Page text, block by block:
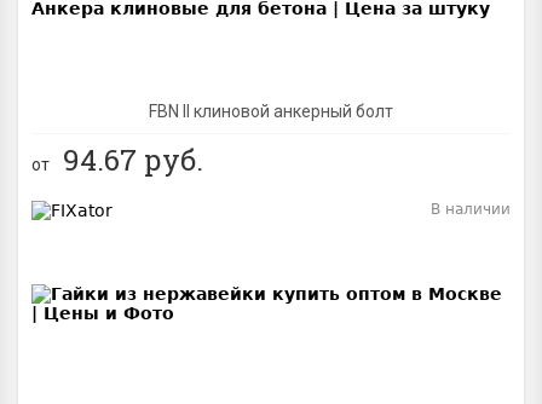
FBN II клиновой анкерный болт
от 94.67 руб.
В наличии